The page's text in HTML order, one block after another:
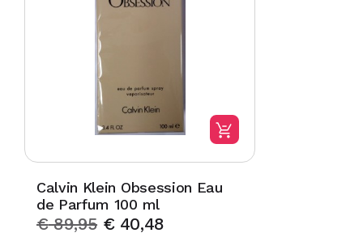
Calvin Klein Obsession Eau
de Parfum 100 ml
€89,95 €40,48